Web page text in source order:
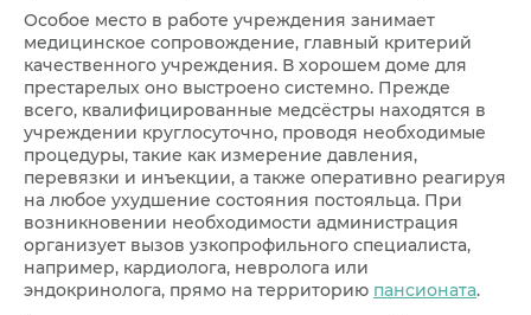
Особое место в работе учреждения занимает
медицинское сопровождение, главный критерий
качественного учреждения. В хорошем доме для
престарелых оно выстроено системно. Прежде
всего, квалифицированные медсёстры находятся в
учреждении круглосуточно, проводя необходимые
процедуры, такие как измерение давления,
перевязки и инъекции, а также оперативно реагируя
на любое ухудшение состояния постояльца. При
возникновении необходимости администрация
организует вызов узкопрофильного специалиста,
например, кардиолога, невролога или
эндокринолога, прямо на территорию пансионата.